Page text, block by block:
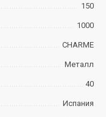
150
1000
CHARME
Металл
40
Испания